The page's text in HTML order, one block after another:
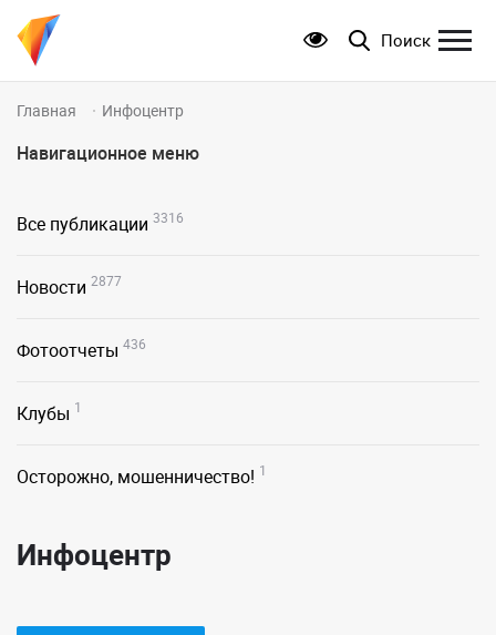
Поиск
Главная Инфоцентр
Навигационное меню
Все публикации 3316
Новости 2877
Фотоотчеты 436
Клубы 1
Осторожно, мошенничество! 1
Инфоцентр